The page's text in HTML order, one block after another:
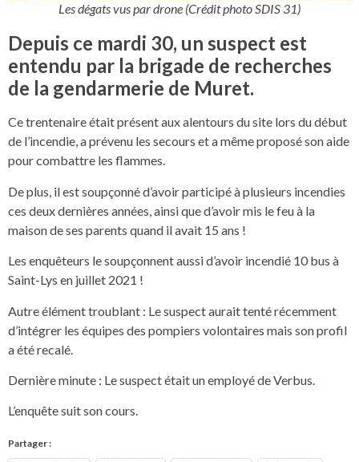
Les dégats vus par drone (Crédit photo SDIS 31)
Depuis ce mardi 30, un suspect est
entendu par la brigade de recherches
de la gendarmerie de Muret.
Ce trentenaire était présent aux alentours du site lors du début
de l’incendie, a prévenu les secours et a même proposé son aide
pour combattre les flammes.
De plus, il est soupçonné d’avoir participé à plusieurs incendies
ces deux dernières années, ainsi que d’avoir mis le feu à la
maison de ses parents quand il avait 15 ans !
Les enquêteurs le soupçonnent aussi d’avoir incendié 10 bus à
Saint-Lys en juillet 2021 !
Autre élément troublant : Le suspect aurait tenté récemment
d’intégrer les équipes des pompiers volontaires mais son profil
a été recalé.
Dernière minute : Le suspect était un employé de Verbus.
L’enquête suit son cours.
Partager :